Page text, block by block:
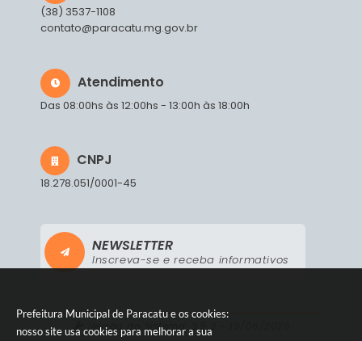
Prefeitura Municipal de Paracatu e os cookies:
nosso site usa cookies para melhorar a sua
(38) 3537-1108
contato@paracatu.mg.gov.br
Atendimento
Das 08:00hs às 12:00hs - 13:00h às 18:00h
CNPJ
18.278.051/0001-45
NEWSLETTER
Inscreva-se e receba informativos
Versão do Sistema: